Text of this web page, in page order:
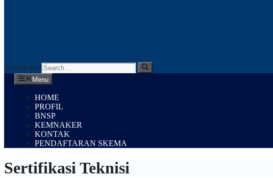
Search for:
Menu
HOME
PROFIL
BNSP
KEMNAKER
KONTAK
PENDAFTARAN SKEMA
Sertifikasi Teknisi